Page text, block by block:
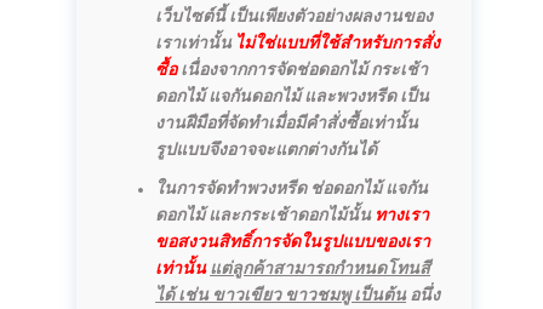
เว็บไซต์นี้ เป็นเพียงตัวอย่างผลงานของ
เราเท่านั้น ไม่ใช่แบบที่ใช้สำหรับการสั่ง
ซื้อเนื่องจากการจัดช่อดอกไม้ กระเช้า
ดอกไม้ แจกันดอกไม้ และพวงหรีด เป็น
งานฝีมือที่จัดทำเมื่อมีคำสั่งซื้อเท่านั้น
รูปแบบจึงอาจจะแตกต่างกันได้
ในการจัดทำพวงหรีด ช่อดอกไม้ แจกัน
ดอกไม้ และกระเช้าดอกไม้นั้น ทางเรา
ขอสงวนสิทธิ์การจัดในรูปแบบของเรา
เท่านั้น แต่ลูกค้าสามารถกำหนดโทนสี
ได้ เช่น ขาวเขียว ขาวชมพู เป็นต้นอนึ่ง